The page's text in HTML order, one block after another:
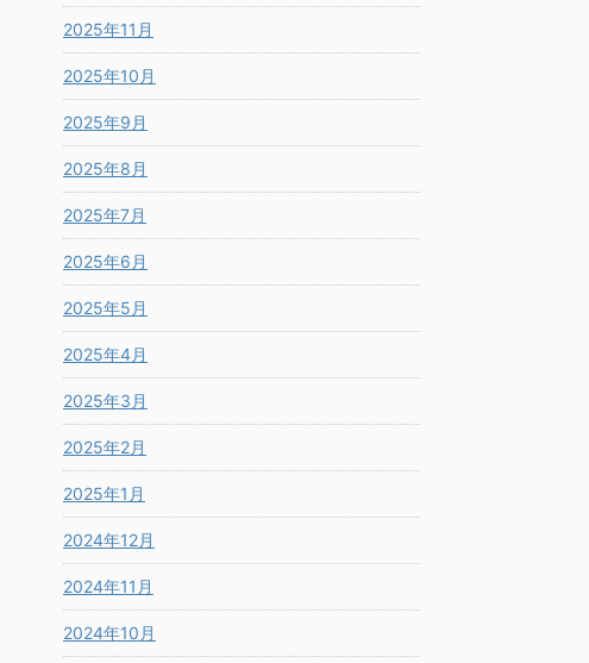
2025年11月
2025年10月
2025年9月
2025年8月
2025年7月
2025年6月
2025年5月
2025年4月
2025年3月
2025年2月
2025年1月
2024年12月
2024年11月
2024年10月